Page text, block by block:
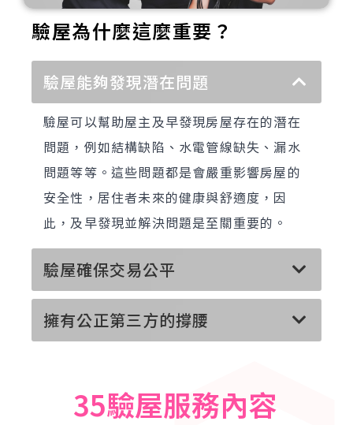
驗屋為什麼這麼重要？
驗屋能夠發現潛在問題
驗屋可以幫助屋主及早發現房屋存在的潛在
問題，例如結構缺陷、水電管線缺失、漏水
問題等等。這些問題都是會嚴重影響房屋的
安全性，居住者未來的健康與舒適度，因
此，及早發現並解決問題是至關重要的。
驗屋確保交易公平
擁有公正第三方的撐腰
35驗屋服務內容